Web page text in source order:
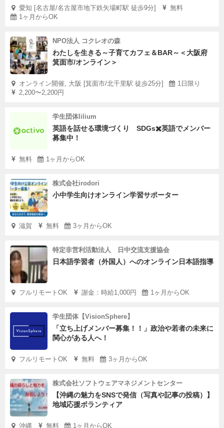
愛知 [名古屋/名古屋市地下鉄矢場町駅 徒歩9分]
無料
1ヶ月からOK
NPO法人 コクレオの森
わたしを生きる～子育てカフェ＆BAR～＜大阪府
箕面市/オンライン＞
オンライン開催, 大阪 [箕面市/北千里駅 徒歩25分]
1日限り
2,200〜2,200円
学生団体lilium
英語を話せる環境づくり SDGs✖️英語でメンバー
募集中！
無料 1ヶ月からOK
株式会社irodori
小中学生向けオンライン学習サポーター
滋賀 無料 3ヶ月からOK
特定非営利活動法人 日中交流支援協会
日本語学習者（外国人）へのオンライン日本語指導
フルリモートOK 謝金：時給1,000円 1ヶ月からOK
学生団体【VisionSphere】
「立ち上げメンバー募集！！」政治や若者の未来に
関心がある人へ！
フルリモートOK 無料 3ヶ月からOK
株式会社ソフトウェアマネジメントセンター
【沖縄の魅力をSNSで発信（写真や記事の投稿）】
地域応援ボランティア
沖縄 無料 1ヶ月からOK